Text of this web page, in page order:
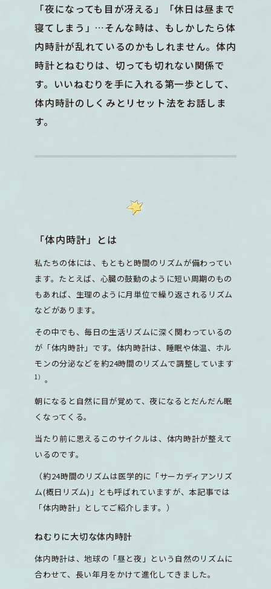
「夜になっても目が冴える」「休日は昼まで
寝てしまう」…そんな時は、もしかしたら体
内時計が乱れているのかもしれません。体内
時計とねむりは、切っても切れない関係で
す。いいねむりを手に入れる第一歩として、
体内時計のしくみとリセット法をお話しま
す。
「体内時計」とは
私たちの体には、もともと時間のリズムが備わってい
ます。たとえば、心臓の鼓動のように短い周期のもの
もあれば、生理のように月単位で繰り返されるリズム
などがあります。
その中でも、毎日の生活リズムに深く関わっているの
が「体内時計」です。体内時計は、睡眠や体温、ホル
モンの分泌などを約24時間のリズムで調整しています
1） 。
朝になると自然に目が覚めて、夜になるとだんだん眠
くなってくる。
当たり前に思えるこのサイクルは、体内時計が整えて
いるのです。
（約24時間のリズムは医学的に「サーカディアンリズ
ム(概日リズム)」とも呼ばれていますが、本記事では
「体内時計」としてご紹介します。）
ねむりに大切な体内時計
体内時計は、地球の「昼と夜」という自然のリズムに
合わせて、長い年月をかけて進化してきました。